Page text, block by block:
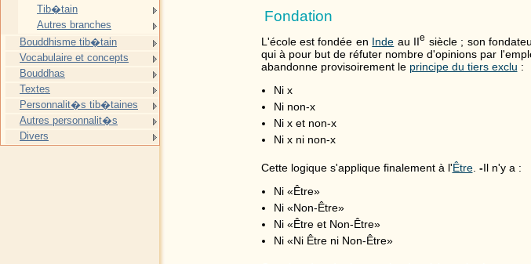
Fondation
L'école est fondée en Inde au IIe siècle ; son
qui à pour but de réfuter nombre d'opinions par
abandonne provisoirement le principe du tiers exclu :
Ni x
Ni non-x
Ni x et non-x
Ni x ni non-x
Cette logique s'applique finalement à l'Être. -Il n'y a :
Ni «Être»
Ni «Non-Être»
Ni «Être et Non-Être»
Ni «Ni Être ni Non-Être»
Tib�tain
Autres branches
Bouddhisme tib�tain
Vocabulaire et concepts
Bouddhas
Textes
Personnalit�s tib�taines
Autres personnalit�s
Divers